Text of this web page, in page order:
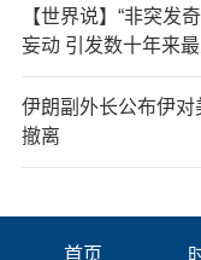
【世界说】“非突发
妄动 引发数十年来
伊朗副外长公布伊
撤离
首页